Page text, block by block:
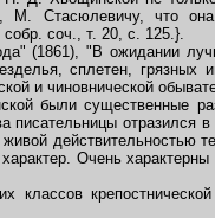
M. Стасюлевичу, что
соч., т. 20, с. 125.}.
(1861), "В ожидании
сплетен, грязных
и чиновнической
были существенные
писательницы отразился
действительностью
Очень
крепостнической